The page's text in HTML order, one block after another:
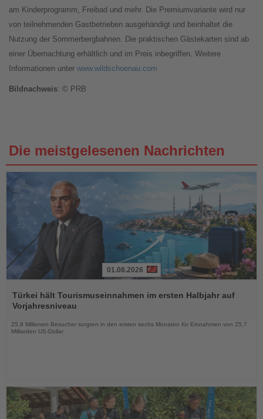
am Kinderprogramm, Freibad und mehr. Die Premiumvariante wird nur
von teilnehmenden Gastbetrieben ausgehändigt und beinhaltet die
Nutzung der Sommerbergbahnen. Die praktischen Gästekarten sind ab
einer Übernachtung erhältlich und im Preis inbegriffen. Weitere
Informationen unter www.wildschoenau.com
Bildnachweis: © PRB
Die meistgelesenen Nachrichten
Sie
die
Nachrichten
01.08.2026
Türkei hält Tourismuseinnahmen im ersten Halbjahr auf
Vorjahresniveau
25,8 Millionen Besucher sorgten in den ersten sechs Monaten für Einnahmen von 25,7
Milliarden US-Dollar